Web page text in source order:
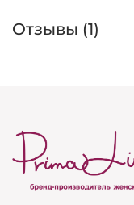
Отзывы (1)